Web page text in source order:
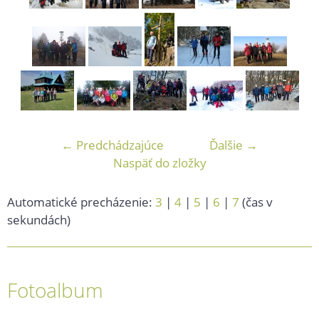
← Predchádzajúce
Ďalšie →
Naspäť do zložky
Automatické precházenie: 3 | 4 | 5 | 6 | 7 (čas v
sekundách)
Fotoalbum